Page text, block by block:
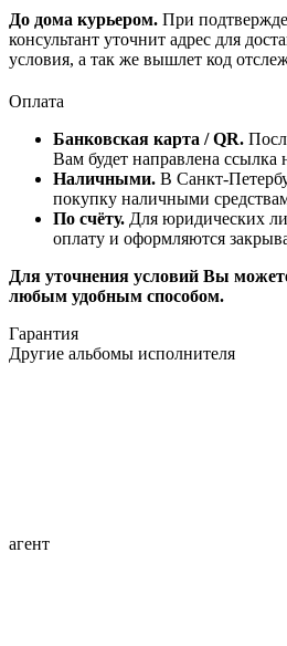
До дома курьером. При
консультант уточнит адрес для
условия, а так же вышлет код
Оплата
Банковская карта / QR.
Вам будет направлена ссылка
Наличными. В Санкт-
покупку наличными
По счёту. Для юридических
оплату и оформляются
Для уточнения условий Вы
любым удобным способом.
Гарантия
Другие альбомы исполнителя
агент